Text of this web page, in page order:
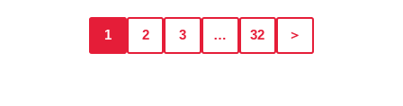
1 2 3 … 32 ＞